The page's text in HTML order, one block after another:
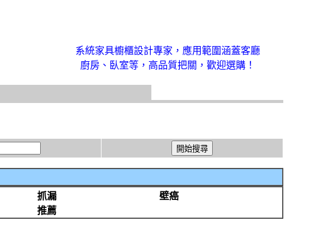
系統家具櫥櫃設計專家，應用範圍涵蓋客廳
廚房、臥室等，高品質把關，歡迎選購！
抓漏
壁癌
推薦